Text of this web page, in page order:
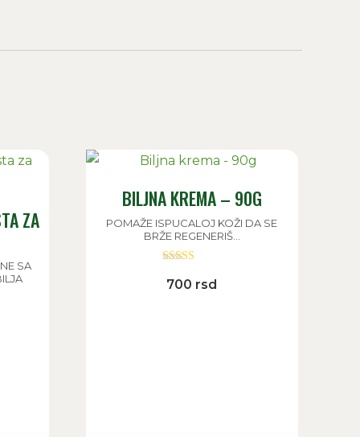
ZA
SA
BILJNA KREMA – 90G
POMAŽE ISPUCALOJ KOŽI DA SE
BRŽE REGENERIŠ...
5.00
od 5
700 rsd